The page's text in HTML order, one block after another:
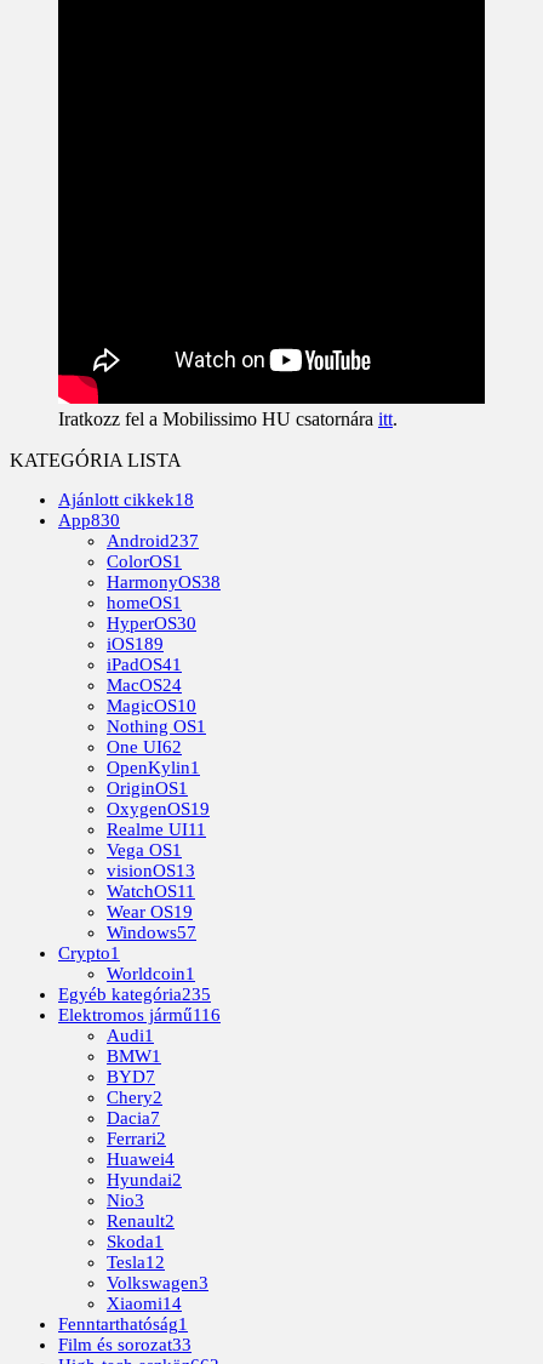
Iratkozz fel a Mobilissimo HU csatornára itt.
KATEGÓRIA LISTA
Ajánlott cikkek18
App830
Android237
ColorOS1
HarmonyOS38
homeOS1
HyperOS30
iOS189
iPadOS41
MacOS24
MagicOS10
Nothing OS1
One UI62
OpenKylin1
OriginOS1
OxygenOS19
Realme UI11
Vega OS1
visionOS13
WatchOS11
Wear OS19
Windows57
Crypto1
Worldcoin1
Egyéb kategória235
Elektromos jármű116
Audi1
BMW1
BYD7
Chery2
Dacia7
Ferrari2
Huawei4
Hyundai2
Nio3
Renault2
Skoda1
Tesla12
Volkswagen3
Xiaomi14
Fenntarthatóság1
Film és sorozat33